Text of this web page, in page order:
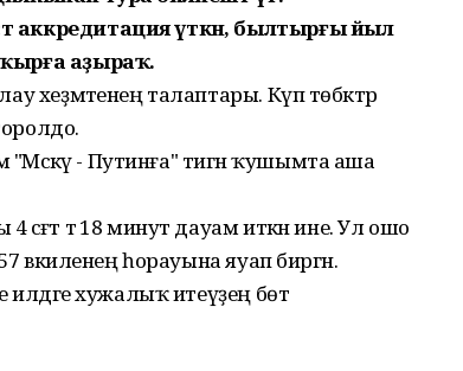
аккредитация үткән, былтырғы йыл
аҙыраҡ.
хеҙмәтенең талаптары. Күп төбәктәр
- Путинға" тигән ҡушымта аша
тә 18 минут дауам иткән ине. Ул ошо
вәкиленең һорауына яуап биргән.
хужалыҡ итеүҙең бөтә